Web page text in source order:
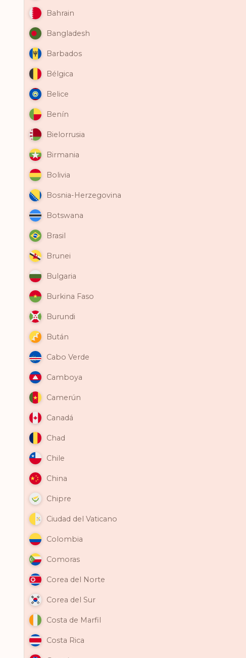
Bahrain
Bangladesh
Barbados
Bélgica
Belice
Benín
Bielorrusia
Birmania
Bolivia
Bosnia-Herzegovina
Botswana
Brasil
Brunei
Bulgaria
Burkina Faso
Burundi
Bután
Cabo Verde
Camboya
Camerún
Canadá
Chad
Chile
China
Chipre
Ciudad del Vaticano
Colombia
Comoras
Corea del Norte
Corea del Sur
Costa de Marfil
Costa Rica